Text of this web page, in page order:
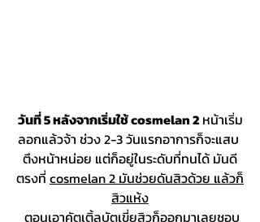
วันที่ 5 หลังจากเริ่มใช้ cosmelan 2 หน้าเริ่ม
ลอกแล้วจ้า ช่วง 2-3 วันแรกอาการก็จะแสบ
ตึงหน้าหน่อย แต่ก็อยู่ในระดับที่ทนได้ มันดี
ตรงที่ cosmelan 2 มันช่วยดันสิวด้วย แล้วก็
สิวแห้ง